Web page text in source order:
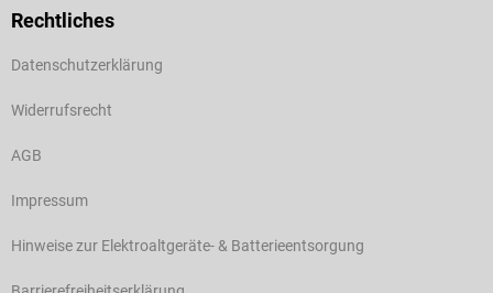
Rechtliches
Datenschutzerklärung
Widerrufsrecht
AGB
Impressum
Hinweise zur Elektroaltgeräte- & Batterieentsorgung